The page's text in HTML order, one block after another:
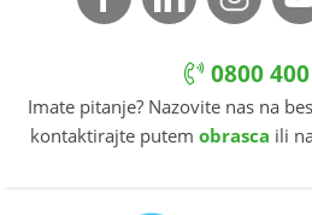
0800
Imate pitanje? Nazovite nas na
kontaktirajte putem obrasca ili